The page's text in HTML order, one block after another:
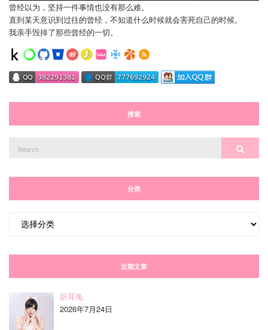
曾经以为，坚持一件事情也没有那么难。
直到某天意识到过往的曾经，不知道什么时候就会害死自己的时候。
我亲手毁掉了那些曾经的一切。
搜索
for:
分类
近期文章
折耳兔
2026年7月24日